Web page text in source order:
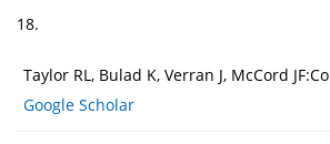
18.
Taylor RL, Bulad K, Verran J, McCord
Google Scholar